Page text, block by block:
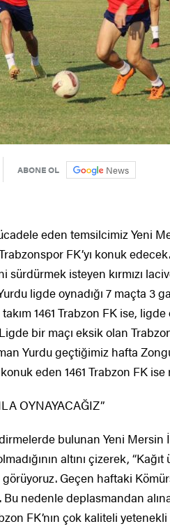
ABONE OL News
eden temsilcimiz Yeni
FK’yı konuk
sürdürmek isteyen kırmızı
ligde oynadığı 7 maçta 3
1461 Trabzon FK ise,
bir maçı eksik olan
Yurdu geçtiğimiz hafta
eden 1461 Trabzon FK
OYNAYACAĞIZ”
bulunan Yeni Mersin
altını çizerek,
görüyoruz. Geçen haftaki
Bu nedenle deplasmandan
FK’nın çok kaliteli